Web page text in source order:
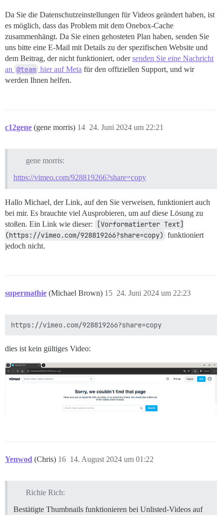
Da Sie die Datenschutzeinstellungen für Videos geändert haben, ist
es möglich, dass das Problem mit dem Onebox-Cache
zusammenhängt. Da Sie einen gehosteten Plan haben, senden Sie
uns bitte eine E-Mail mit Details zu der spezifischen Website und
dem Beitrag, der nicht funktioniert, odersenden Sie eine Nachricht
an @team hier auf Meta für den offiziellen Support, und wir
werden Ihnen helfen.
c12gene (gene morris) 24. Juni 2024 um 22:21
14
gene morris:
https://vimeo.com/928819266?share=copy
Hallo Michael, der Link, auf den Sie verweisen, funktioniert auch
bei mir. Es brauchte viel Ausprobieren, um auf diese Lösung zu
stoßen. Ein Link wie dieser:
[Vorformatierter Text]
(https://vimeo.com/928819266?share=copy) funktioniert
jedoch nicht.
supermathie (Michael Brown) 24. Juni 2024 um 22:23
15
dies ist kein gültiges Video:
Yenwod (Chris) 14. August 2024 um 01:22
16
Richie Rich:
Bestätigte Thumbnails funktionieren bei Unlisted-Videos auf